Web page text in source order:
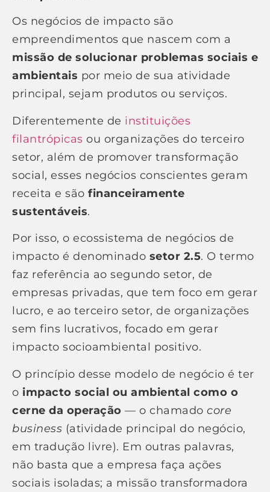
Os negócios de impacto são
empreendimentos que nascem com a
missão de solucionar problemas sociais e
ambientais por meio de sua atividade
principal, sejam produtos ou serviços.
Diferentemente de instituições
filantrópicas ou organizações do terceiro
setor, além de promover transformação
social, esses negócios conscientes geram
receita e são financeiramente
sustentáveis.
Por isso, o ecossistema de negócios de
impacto é denominado setor 2.5. O termo
faz referência ao segundo setor, de
empresas privadas, que tem foco em gerar
lucro, e ao terceiro setor, de organizações
sem fins lucrativos, focado em gerar
impacto socioambiental positivo.
O princípio desse modelo de negócio é ter
o impacto social ou ambiental como o
cerne da operação — o chamado core
business (atividade principal do negócio,
em tradução livre). Em outras palavras,
não basta que a empresa faça ações
sociais isoladas; a missão transformadora